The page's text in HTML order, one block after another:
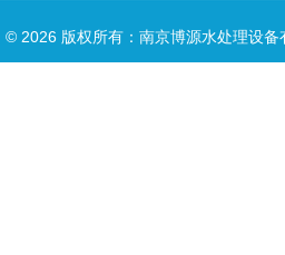
© 2026 版权所有：南京博源水处理设